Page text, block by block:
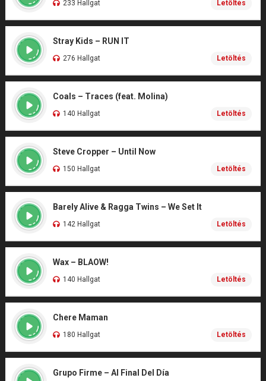
233 Hallgat Letöltés
Stray Kids – RUN IT
276 Hallgat Letöltés
Coals – Traces (feat. Molina)
140 Hallgat Letöltés
Steve Cropper – Until Now
150 Hallgat Letöltés
Barely Alive & Ragga Twins – We Set It
142 Hallgat Letöltés
Wax – BLAOW!
140 Hallgat Letöltés
Chere Maman
180 Hallgat Letöltés
Grupo Firme – Al Final Del Día